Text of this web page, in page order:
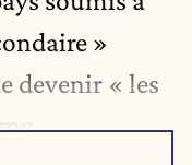
»
devenir « les